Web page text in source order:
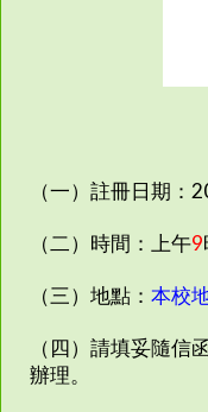
（一）註冊日期：
（二）時間：上午9
（三）地點： 本校
（四）請填妥隨
辦理。